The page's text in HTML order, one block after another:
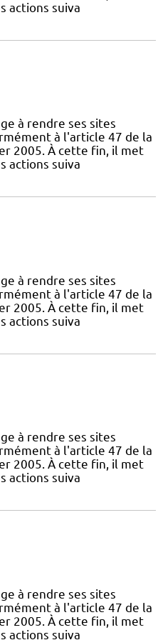
actions suiva
à rendre ses sites
à l'article 47 de la
2005. À cette fin, il met
actions suiva
à rendre ses sites
à l'article 47 de la
2005. À cette fin, il met
actions suiva
à rendre ses sites
à l'article 47 de la
2005. À cette fin, il met
actions suiva
à rendre ses sites
à l'article 47 de la
2005. À cette fin, il met
actions suiva